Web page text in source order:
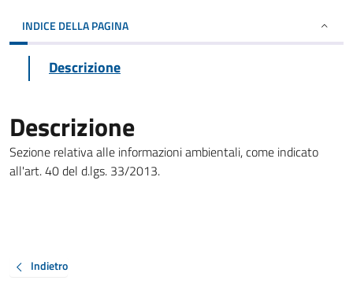
INDICE DELLA PAGINA
Descrizione
Descrizione
Sezione relativa alle informazioni ambientali, come indicato
all'art. 40 del d.lgs. 33/2013.
Indietro